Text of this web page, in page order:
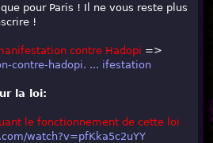
pour Paris ! Il ne vous reste plus
!
contre Hadopi =>
contre-hadopi. ... ifestation
la loi:
le fonctionnement de cette loi
watch?v=pfKka5c2uYY